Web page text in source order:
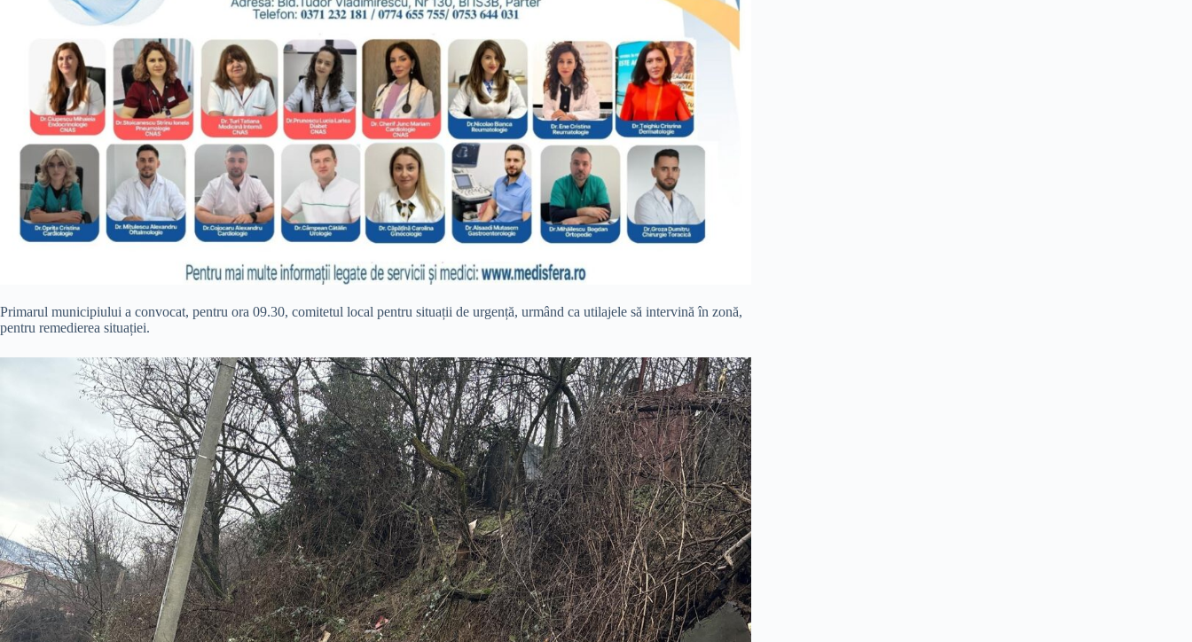
Primarul municipiului a convocat, pentru ora 09.30, comitetul local pentru situații de urgență, urmând ca utilajele să intervină în zonă,
pentru remedierea situației.